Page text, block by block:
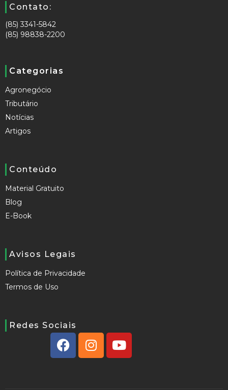
Contato:
(85) 3341-5842
(85) 98838-2200
Categorias
Agronegócio
Tributário
Notícias
Artigos
Conteúdo
Material Gratuito
Blog
E-Book
Avisos Legais
Política de Privacidade
Termos de Uso
Redes Sociais
F
a
I
n
Y
o